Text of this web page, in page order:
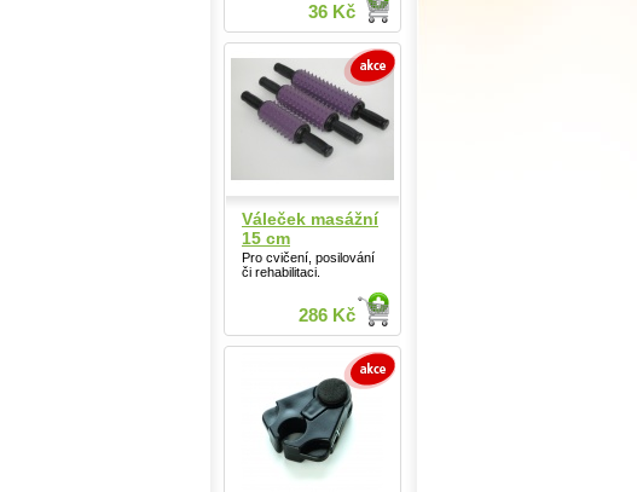
36 Kč
Váleček masážní
15 cm
Pro cvičení, posilování
či rehabilitaci.
286 Kč